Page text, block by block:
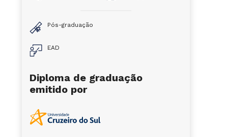
Pós-graduação
EAD
Diploma de graduação
emitido por